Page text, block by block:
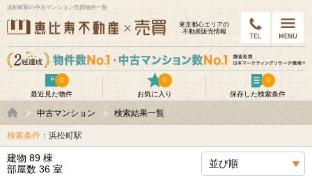
浜松町駅の中古マンション売買物件一覧
東京都⼼エリアの
不動産販売情報
最近見た物件
0
お気に入り
0
保存した検索条件
0
中古マンション 検索結果一覧
検索条件 ：浜松町駅
建物 89 棟
部屋数 36 室